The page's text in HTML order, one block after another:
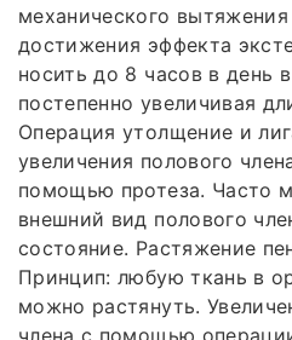
механического
достижения эффекта
носить до 8 часов в день
постепенно увеличивая
Операция утолщение и
увеличения полового
помощью протеза. Часто
внешний вид полового
состояние. Растяжение
Принцип: любую ткань в
можно растянуть.
члена с помощью